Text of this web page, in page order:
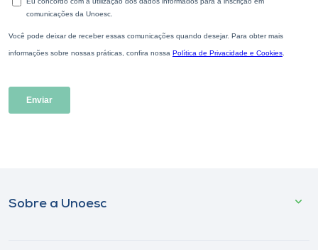
Sobre a Unoesc